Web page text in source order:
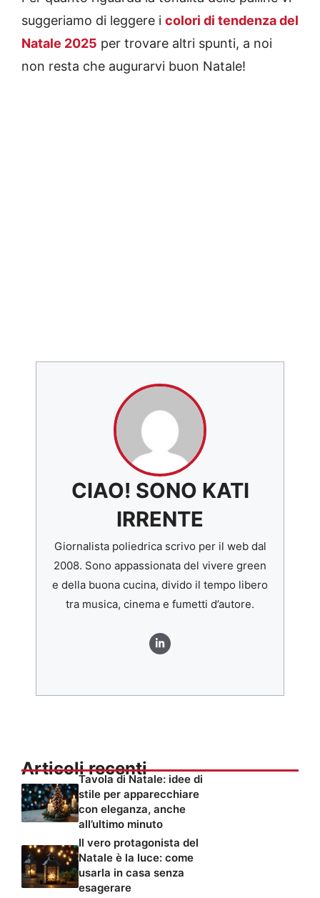
suggeriamo di leggere i colori di tendenza del
Natale 2025 per trovare altri spunti, a noi
non resta che augurarvi buon Natale!
CIAO! SONO KATI
IRRENTE
Giornalista poliedrica scrivo per il web dal
2008. Sono appassionata del vivere green
e della buona cucina, divido il tempo libero
tra musica, cinema e fumetti d’autore.
Articoli recenti
Tavola di Natale: idee di
stile per apparecchiare
con eleganza, anche
all’ultimo minuto
Il vero protagonista del
Natale è la luce: come
usarla in casa senza
esagerare